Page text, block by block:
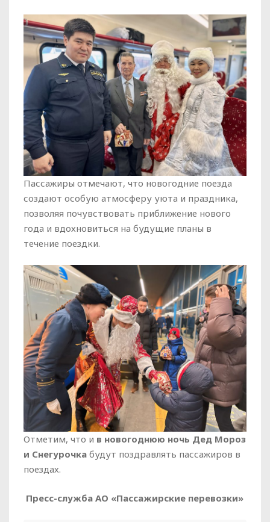
Пассажиры отмечают, что новогодние поезда
создают особую атмосферу уюта и праздника,
позволяя почувствовать приближение нового
года и вдохновиться на будущие планы в
течение поездки.
Отметим, что и в новогоднюю ночь Дед Мороз
и Снегурочка будут поздравлять пассажиров в
поездах.
Пресс-служба АО «Пассажирские перевозки»